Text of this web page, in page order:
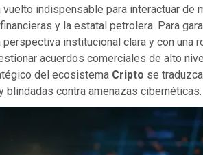
indispensable para interactuar de
y la estatal petrolera. Para
institucional clara y con una
acuerdos comerciales de alto
del ecosistema Cripto se
contra amenazas cibernéticas.